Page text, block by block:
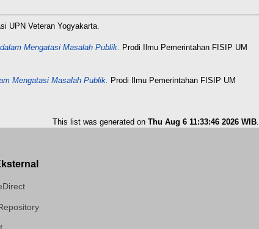
UPN Veteran Yogyakarta.
Mengatasi Masalah Publik. Prodi Ilmu Pemerintahan FISIP UM
Mengatasi Masalah Publik. Prodi Ilmu Pemerintahan FISIP UM
This list was generated on Thu Aug 6 11:33:46 2026 WIB.